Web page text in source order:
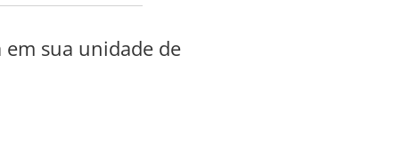
sua unidade de